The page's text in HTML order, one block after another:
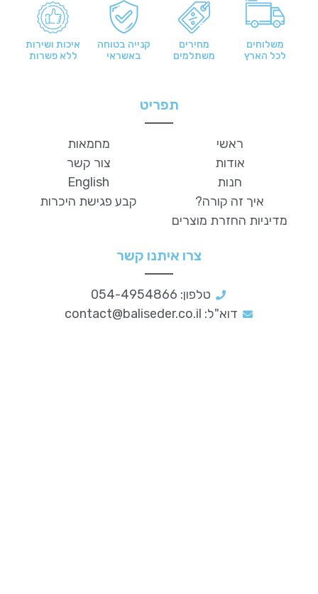
משלוחים
לכל הארץ
מחירים
משתלמים
קנייה בטוחה
באשראי
איכות ושירות
ללא פשרות
תפריט
ראשי
אודות
חנות
איך זה קורה?
מדיניות החזרת מוצרים
מחמאות
צור קשר
English
קבע פגישת היכרות
צרו איתנו קשר
טלפון: 054-4954866
דוא"ל: contact@baliseder.co.il